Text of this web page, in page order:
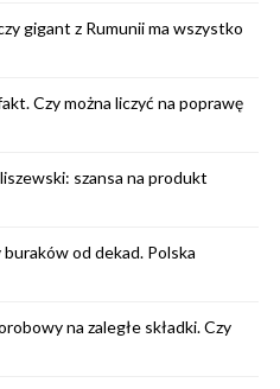
gigant z Rumunii ma wszystko
Czy można liczyć na poprawę
szansa na produkt
od dekad. Polska
na zaległe składki. Czy